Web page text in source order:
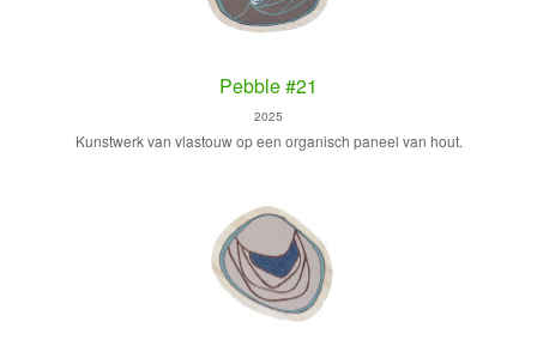
Pebble #21
2025
Kunstwerk van vlastouw op een organisch paneel van hout.